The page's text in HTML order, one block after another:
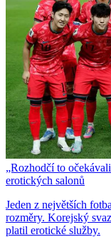
„Rozhodčí to
erotických salonů
Jeden z největších
rozměry. Korejský
platil erotické služby.